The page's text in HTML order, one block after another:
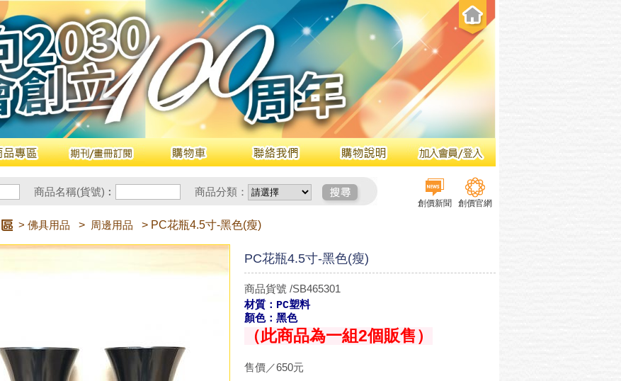
商品名稱(貨號)︰ 商品分類：
創價新聞 創價官網
> 佛具用品 > 周邊用品 > PC花瓶4.5寸-黑色(瘦)
PC花瓶4.5寸-黑色(瘦)
商品貨號 /SB465301
材質：PC塑料
顏色：黑色
（此商品為一組2個販售）
售價／650元